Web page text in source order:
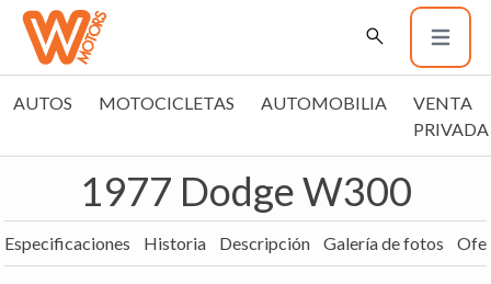
AUTOS MOTOCICLETAS AUTOMOBILIA
VENTA
PRIVADA
1977 Dodge W300
Especificaciones Historia Descripción Galería de fotos